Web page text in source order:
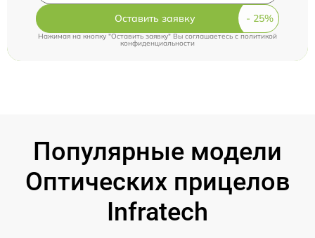
Оставить заявку
Нажимая на кнопку "Оставить заявку" Вы соглашаетесь cполитикой
конфиденциальности
Популярные модели
Оптических прицелов
Infratech